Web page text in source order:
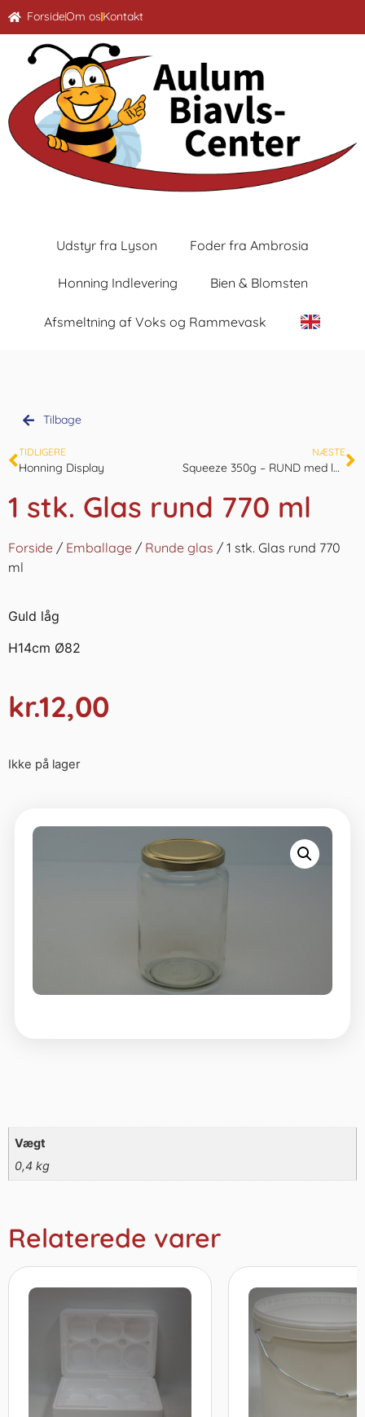
ForsideOm osKontakt
Udstyr fra Lyson Foder fra Ambrosia
Honning Indlevering Bien & Blomsten
Afsmeltning af Voks og Rammevask
Tilbage
TIDLIGERE
Honning Display
NÆSTE
Squeeze 350g – RUND med låg – fra 10 til 3564stk.
1 stk. Glas rund 770 ml
Forside / Emballage / Runde glas / 1 stk. Glas rund 770
ml
Guld låg
H14cm Ø82
kr.12,00
Ikke på lager
Vægt
0,4 kg
Relaterede varer